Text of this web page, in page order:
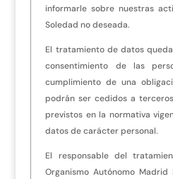
informarle sobre nuestras
Soledad no deseada.
El tratamiento de datos
consentimiento de las
cumplimiento de una
podrán ser cedidos a
previstos en la normativa
datos de carácter personal.
El responsable del
Organismo Autónomo